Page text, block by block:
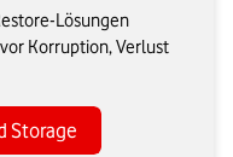
Lösungen
Korruption, Verlust
Storage